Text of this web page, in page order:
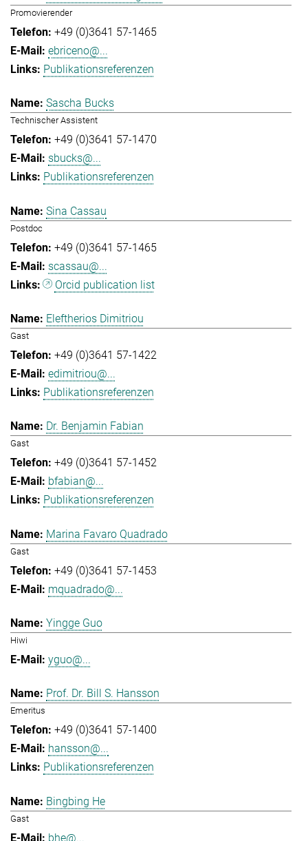
Promovierender
+49 (0)3641 57-1465
ebriceno@...
Publikationsreferenzen
Sascha Bucks
Technischer Assistent
+49 (0)3641 57-1470
sbucks@...
Publikationsreferenzen
Sina Cassau
Postdoc
+49 (0)3641 57-1465
scassau@...
Orcid publication list
Eleftherios Dimitriou
Gast
+49 (0)3641 57-1422
edimitriou@...
Publikationsreferenzen
Dr. Benjamin Fabian
Gast
+49 (0)3641 57-1452
bfabian@...
Publikationsreferenzen
Marina Favaro Quadrado
Gast
+49 (0)3641 57-1453
mquadrado@...
Yingge Guo
Hiwi
yguo@...
Prof. Dr. Bill S. Hansson
Emeritus
+49 (0)3641 57-1400
hansson@...
Publikationsreferenzen
Bingbing He
Gast
bhe@...